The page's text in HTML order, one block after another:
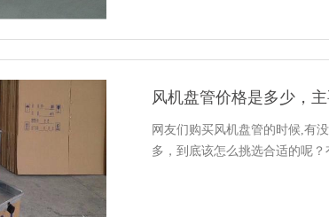
风机盘管价格是多少，
网友们购买风机盘管的时候,有
多，到底该怎么挑选合适的呢